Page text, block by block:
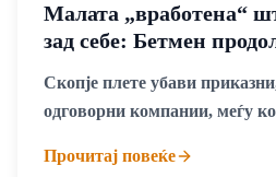
Малата „вработена“
зад себе: Бетмен
Скопје плете убави
одговорни компании, меѓу
си го најде својот дом во
Прочитај повеќе